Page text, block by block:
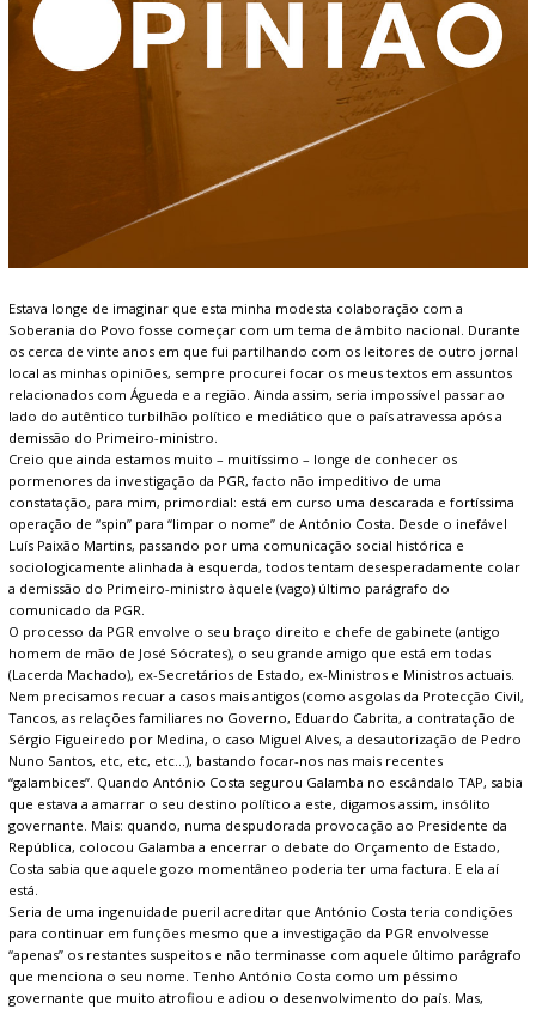
Estava longe de imaginar que esta minha modesta colaboração com a
Soberania do Povo fosse começar com um tema de âmbito nacional. Durante
os cerca de vinte anos em que fui partilhando com os leitores de outro jornal
local as minhas opiniões, sempre procurei focar os meus textos em assuntos
relacionados com Águeda e a região. Ainda assim, seria impossível passar ao
lado do autêntico turbilhão político e mediático que o país atravessa após a
demissão do Primeiro-ministro.
Creio que ainda estamos muito – muitíssimo – longe de conhecer os
pormenores da investigação da PGR, facto não impeditivo de uma
constatação, para mim, primordial: está em curso uma descarada e fortíssima
operação de “spin” para “limpar o nome” de António Costa. Desde o inefável
Luís Paixão Martins, passando por uma comunicação social histórica e
sociologicamente alinhada à esquerda, todos tentam desesperadamente colar
a demissão do Primeiro-ministro àquele (vago) último parágrafo do
comunicado da PGR.
O processo da PGR envolve o seu braço direito e chefe de gabinete (antigo
homem de mão de José Sócrates), o seu grande amigo que está em todas
(Lacerda Machado), ex-Secretários de Estado, ex-Ministros e Ministros actuais.
Nem precisamos recuar a casos mais antigos (como as golas da Protecção Civil,
Tancos, as relações familiares no Governo, Eduardo Cabrita, a contratação de
Sérgio Figueiredo por Medina, o caso Miguel Alves, a desautorização de Pedro
Nuno Santos, etc, etc, etc…), bastando focar-nos nas mais recentes
“galambices”. Quando António Costa segurou Galamba no escândalo TAP, sabia
que estava a amarrar o seu destino político a este, digamos assim, insólito
governante. Mais: quando, numa despudorada provocação ao Presidente da
República, colocou Galamba a encerrar o debate do Orçamento de Estado,
Costa sabia que aquele gozo momentâneo poderia ter uma factura. E ela aí
está.
Seria de uma ingenuidade pueril acreditar que António Costa teria condições
para continuar em funções mesmo que a investigação da PGR envolvesse
“apenas” os restantes suspeitos e não terminasse com aquele último parágrafo
que menciona o seu nome. Tenho António Costa como um péssimo
governante que muito atrofiou e adiou o desenvolvimento do país. Mas,